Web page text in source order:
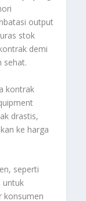
output
stok
demi
sehat.
kontrak
drastis,
ke harga
seperti
untuk
konsumen